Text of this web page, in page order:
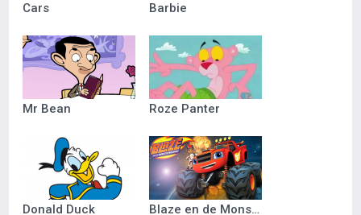
Cars Barbie
Mr Bean Roze Panter
Donald Duck Blaze en de Monsterwielen